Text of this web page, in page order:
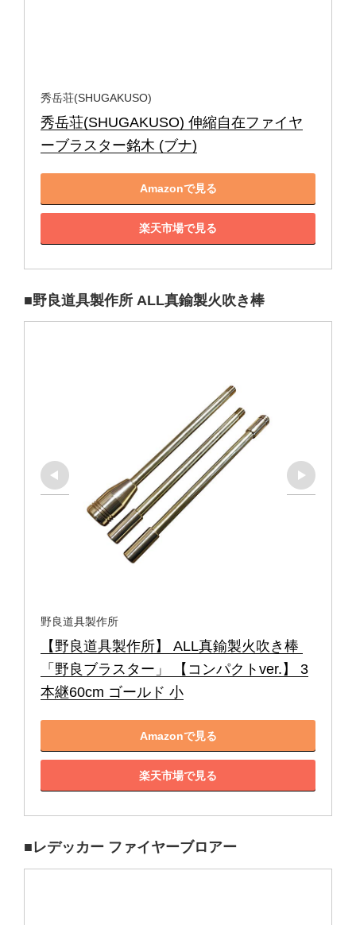
秀岳荘(SHUGAKUSO)
秀岳荘(SHUGAKUSO) 伸縮自在ファイヤ
ーブラスター銘木 (ブナ)
Amazonで見る
楽天市場で見る
■野良道具製作所 ALL真鍮製火吹き棒
野良道具製作所
【野良道具製作所】 ALL真鍮製火吹き棒
「野良ブラスター」 【コンパクトver.】 3
本継60cm ゴールド 小
Amazonで見る
楽天市場で見る
■レデッカー ファイヤーブロアー